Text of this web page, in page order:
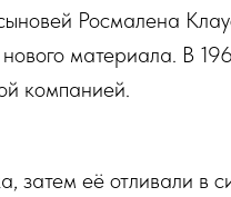
Росмалена
материала. В
компанией.
затем её отливали в